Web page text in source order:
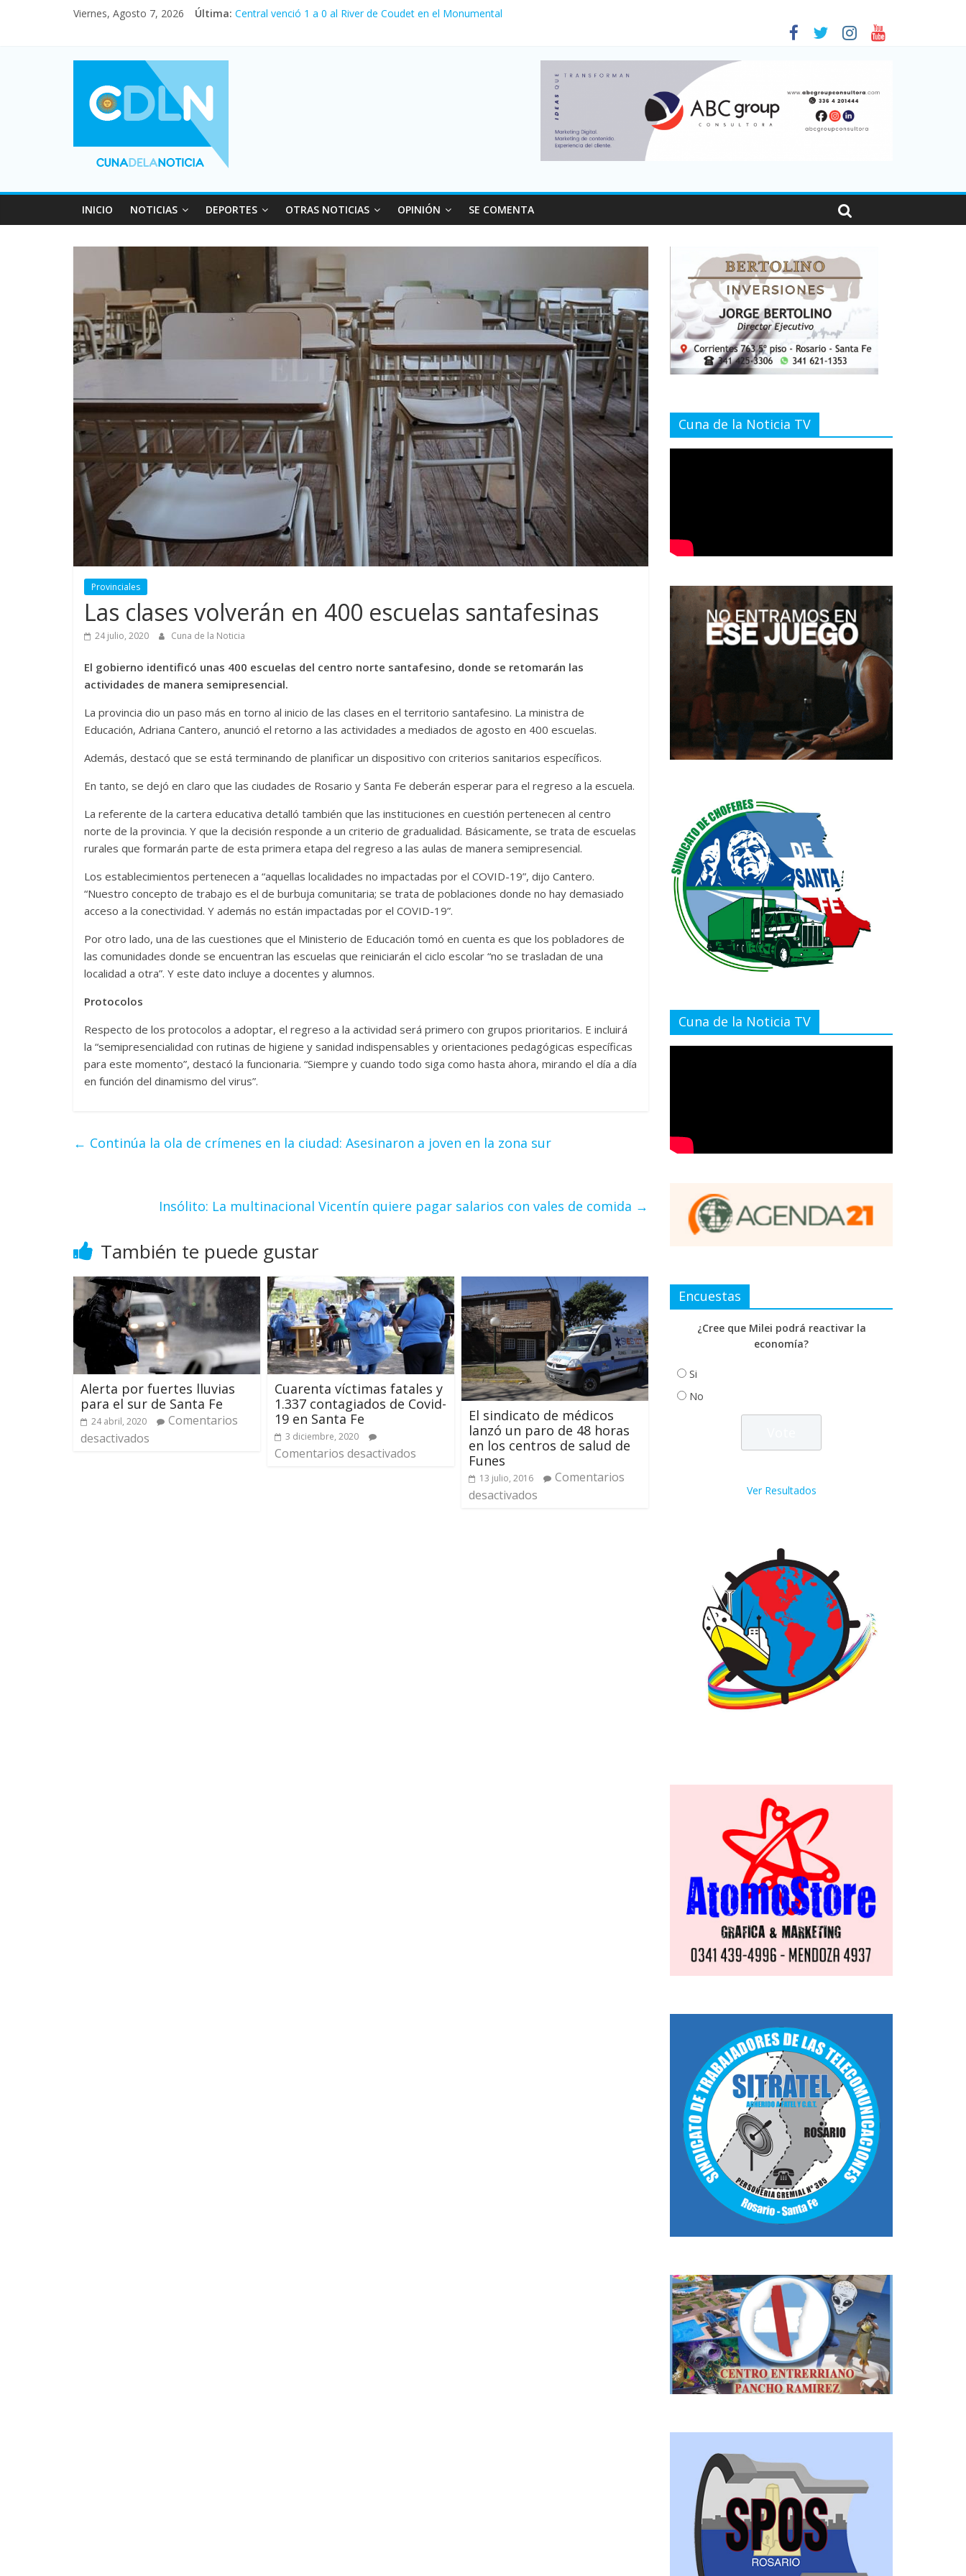
Viernes, Agosto 7, 2026 Última: Central venció 1 a 0 al River de Coudet en el Monumental
Vacaciones de invierno con más movimiento y consumo turístico: 4,6 millones de personas viajaron por el país, un 5,9% más que en 2025
Fuerte caída de la venta de autos usados en julio: bajó un 12,6% interanual
INICIO NOTICIAS DEPORTES OTRAS NOTICIAS OPINIÓN SE COMENTA
Provinciales
Las clases volverán en 400 escuelas santafesinas
24 julio, 2020 Cuna de la Noticia
El gobierno identificó unas 400 escuelas del centro norte santafesino, donde se retomarán las
actividades de manera semipresencial.
La provincia dio un paso más en torno al inicio de las clases en el territorio santafesino. La ministra de
Educación, Adriana Cantero, anunció el retorno a las actividades a mediados de agosto en 400 escuelas.
Además, destacó que se está terminando de planificar un dispositivo con criterios sanitarios específicos.
En tanto, se dejó en claro que las ciudades de Rosario y Santa Fe deberán esperar para el regreso a la escuela.
La referente de la cartera educativa detalló también que las instituciones en cuestión pertenecen al centro
norte de la provincia. Y que la decisión responde a un criterio de gradualidad. Básicamente, se trata de escuelas
rurales que formarán parte de esta primera etapa del regreso a las aulas de manera semipresencial.
Los establecimientos pertenecen a “aquellas localidades no impactadas por el COVID-19”, dijo Cantero.
“Nuestro concepto de trabajo es el de burbuja comunitaria; se trata de poblaciones donde no hay demasiado
acceso a la conectividad. Y además no están impactadas por el COVID-19”.
Por otro lado, una de las cuestiones que el Ministerio de Educación tomó en cuenta es que los pobladores de
las comunidades donde se encuentran las escuelas que reiniciarán el ciclo escolar “no se trasladan de una
localidad a otra”. Y este dato incluye a docentes y alumnos.
Protocolos
Respecto de los protocolos a adoptar, el regreso a la actividad será primero con grupos prioritarios. E incluirá
la “semipresencialidad con rutinas de higiene y sanidad indispensables y orientaciones pedagógicas específicas
para este momento”, destacó la funcionaria. “Siempre y cuando todo siga como hasta ahora, mirando el día a día
en función del dinamismo del virus”.
← Continúa la ola de crímenes en la ciudad: Asesinaron a joven en la zona sur
Insólito: La multinacional Vicentín quiere pagar salarios con vales de comida →
También te puede gustar
Alerta por fuertes lluvias
para el sur de Santa Fe
24 abril, 2020
Comentarios
desactivados
Cuarenta víctimas fatales y
1.337 contagiados de Covid-
19 en Santa Fe
3 diciembre, 2020
Comentarios desactivados
El sindicato de médicos
lanzó un paro de 48 horas
en los centros de salud de
Funes
13 julio, 2016
Comentarios
desactivados
Cuna de la Noticia TV
Cuna de la Noticia TV
Encuestas
¿Cree que Milei podrá reactivar la
economía?
Si
No
Ver Resultados